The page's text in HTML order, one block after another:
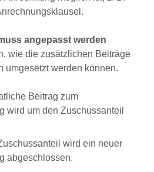
angepasst werden
wie die zusätzlichen Beiträge
umgesetzt werden können.
Beitrag zum
wird um den Zuschussanteil
wird ein neuer
abgeschlossen.